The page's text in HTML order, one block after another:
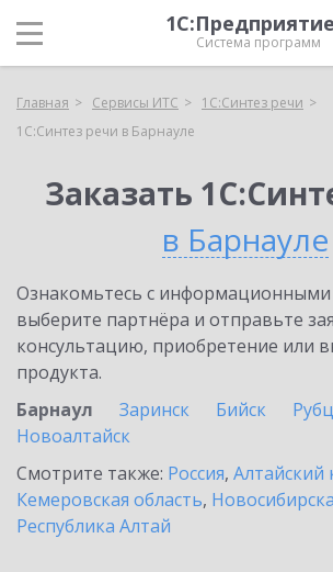
Система программ
Главная Сервисы ИТС
1С:Синтез речи
1С:Синтез речи в Барнауле
Заказать
в Барнауле
Ознакомьтесь с информационными
выберите партнёра и отправьте
консультацию, приобретение или
продукта.
Барнаул
Заринск Бийск
Новоалтайск
Смотрите также: Россия, Алтайский
Кемеровская область,
Республика Алтай